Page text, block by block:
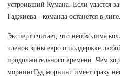
устроивший Кумана. Если удастся
Гаджиева - команда останется в лиге.
Эксперт считает, что необходима
членов зоны евро о поддержке
продолжительного времени. Чем
морнингГуд морнинг имеет сразу